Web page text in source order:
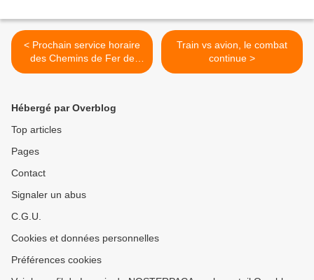
< Prochain service horaire
des Chemins de Fer de
Provence
Train vs avion, le combat
continue >
Hébergé par Overblog
Top articles
Pages
Contact
Signaler un abus
C.G.U.
Cookies et données personnelles
Préférences cookies